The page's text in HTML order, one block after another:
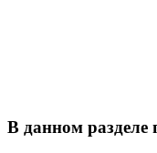
В данном разделе